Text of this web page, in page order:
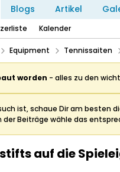
Blogs Artikel
Kalender
Equipment Tennissaiten
worden - alles zu den
ist, schaue Dir am besten
der Beiträge wähle das
auf die